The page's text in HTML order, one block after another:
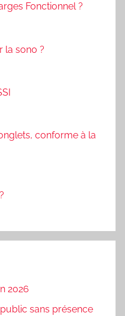
Fonctionnel ?
la sono ?
conforme à la
2026
public sans présence